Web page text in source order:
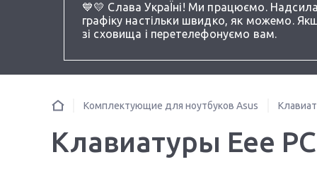
💙💛 Слава УкраЇні! Ми працюємо.
графіку настільки швидко, як можемо.
зі сховища і перетелефонуємо вам.
Комплектующие для ноутбуков Asus
Клавиатуры Eee